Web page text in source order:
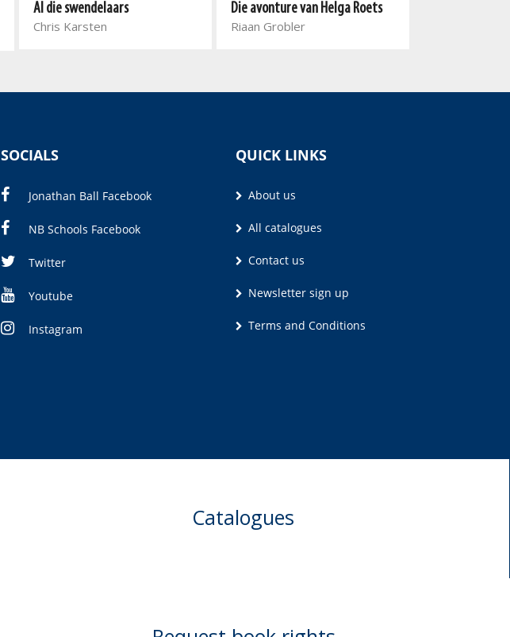
Al die swendelaars
Chris Karsten
Die avonture van Helga Roets
Riaan Grobler
SOCIALS
Jonathan Ball Facebook
NB Schools Facebook
Twitter
Youtube
Instagram
QUICK LINKS
About us
All catalogues
Contact us
Newsletter sign up
Terms and Conditions
Catalogues